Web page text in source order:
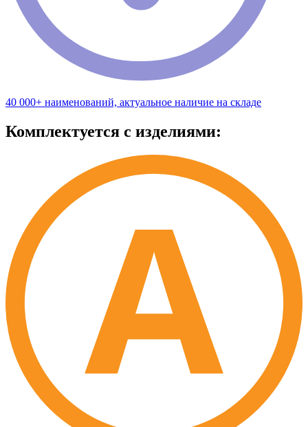
40 000+ наименований, актуальное наличие на складе
Комплектуется с изделиями: